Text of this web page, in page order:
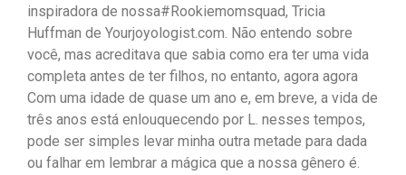
inspiradora de nossa#Rookiemomsquad, Tricia
Huffman de Yourjoyologist.com. Não entendo sobre
você, mas acreditava que sabia como era ter uma vida
completa antes de ter filhos, no entanto, agora agora
Com uma idade de quase um ano e, em breve, a vida de
três anos está enlouquecendo por L. nesses tempos,
pode ser simples levar minha outra metade para dada
ou falhar em lembrar a mágica que a nossa gênero é.